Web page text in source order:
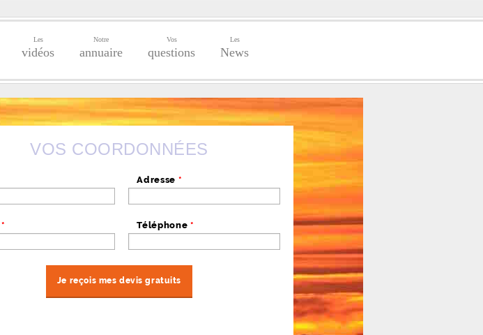
Les
vidéos
Notre
annuaire
Vos
questions
Les
News
VOS COORDONNÉES
*
Adresse *
Téléphone *